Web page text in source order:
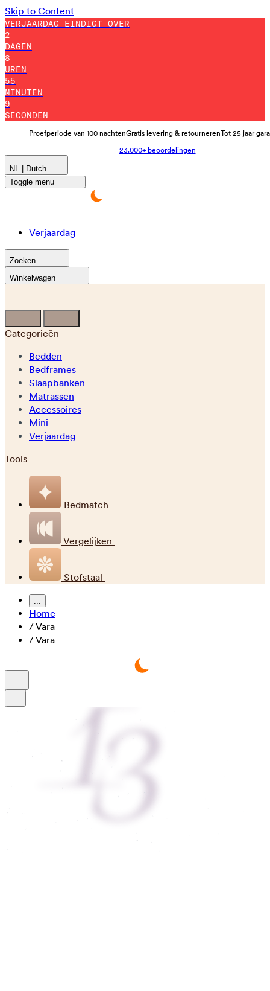
Skip to Content
VERJAARDAG EINDIGT OVER
2
DAGEN
8
UREN
54
MINUTEN
57
SECONDEN
Proefperiode van 100 nachtenGratis levering & retournerenTot 25 jaar
23.000+ beoordelingen
NL | Dutch
Toggle menu
Verjaardag
Zoeken
Winkelwagen
Categorieën
Bedden
Bedframes
Slaapbanken
Matrassen
Accessoires
Mini
Verjaardag
Tools
Bedmatch
Vergelijken
Stofstaal
...
Home
/Vara
/Vara